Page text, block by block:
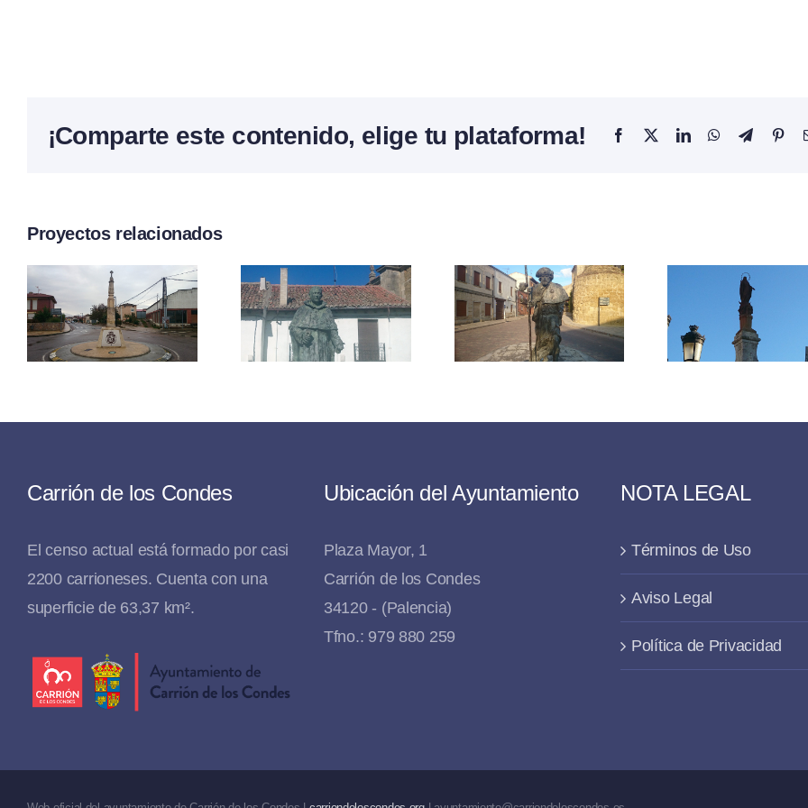
¡Comparte este contenido, elige tu plataforma! Facebook
X LinkedInWhatsApp
Telegram
Proyectos relacionados
Arzobispo
Benavides
Peregrino
Monumento
a la
Inmaculada
Carrión de los Condes
El censo actual está formado por casi
2200 carrioneses. Cuenta con una
superficie de 63,37 km².
Ubicación del Ayuntamiento
Plaza Mayor, 1
Carrión de los Condes
34120 - (Palencia)
Tfno.: 979 880 259
NOTA LEGAL
Términos de Uso
Aviso Legal
Política de Privacidad